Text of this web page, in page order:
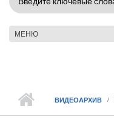
ФОРМА
ПОИСКА
ВИДЕОАРХИВ